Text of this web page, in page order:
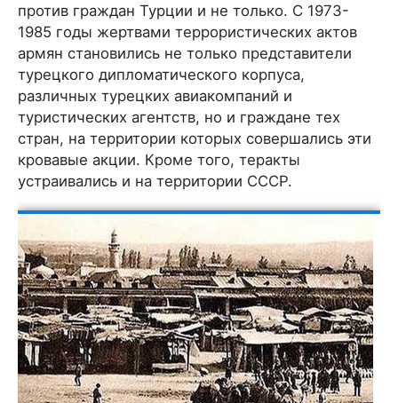
против граждан Турции и не только. С 1973-
1985 годы жертвами террористических актов
армян становились не только представители
турецкого дипломатического корпуса,
различных турецких авиакомпаний и
туристических агентств, но и граждане тех
стран, на территории которых совершались эти
кровавые акции. Кроме того, теракты
устраивались и на территории СССР.